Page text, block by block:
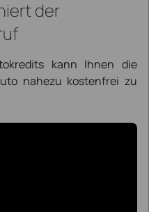
der
kann Ihnen die
nahezu kostenfrei zu